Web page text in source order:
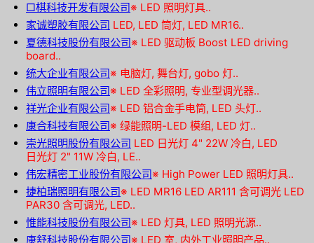
□棋科技开发有限公司※ LED 照明灯具..
家诚塑胶有限公司 LED, LED 筒灯, LED MR16..
夏德科技股份有限公司※ LED 驱动板 Boost LED driving
board..
统大企业有限公司※ 电脑灯, 舞台灯, gobo 灯..
伟立照明有限公司※ LED 全彩照明, 专业型调光器..
祥光企业有限公司※ LED 铝合金手电筒, LED 头灯..
康合科技有限公司※ 绿能照明-LED 模组, LED 灯..
崇光照明股份有限公司 LED 日光灯 4" 22W 冷白, LED
日光灯 2" 11W 冷白, LE..
伟宏精密工业股份有限公司※ High Power LED 照明灯具..
捷柏瑞照明有限公司※ LED MR16 LED AR111 含可调光 LED
PAR30 含可调光, LED..
惟能科技股份有限公司※ LED 灯具, LED 照明光源..
康舒科技股份有限公司※ LED 室, 内外工业照明产品..